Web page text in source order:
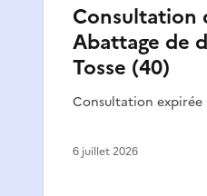
Consultation
Abattage de
Tosse (40)
Consultation expirée
6 juillet 2026